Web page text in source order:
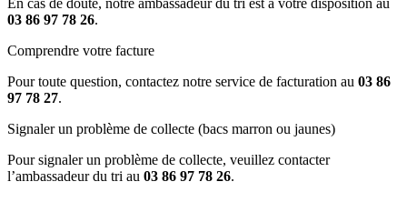
En cas de doute, notre ambassadeur du tri est à votre disposition au
03 86 97 78 26.
Comprendre votre facture
Pour toute question, contactez notre service de facturation au 03 86
97 78 27.
Signaler un problème de collecte (bacs marron ou jaunes)
Pour signaler un problème de collecte, veuillez contacter
l’ambassadeur du tri au 03 86 97 78 26.